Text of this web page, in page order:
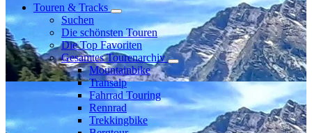
Touren & Tracks
Suchen
Die schönsten Touren
Die Top Favoriten
Gesamtes Tourenarchiv
Mountainbike
Transalp
Fahrrad Touring
Rennrad
Trekkingbike